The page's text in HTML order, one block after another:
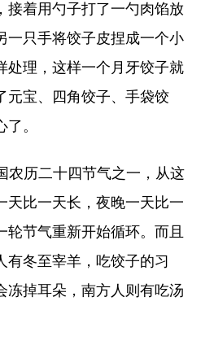
接着用勺子打了一勺肉馅放
一只手将饺子皮捏成一个小
处理，这样一个月牙饺子就
元宝、四角饺子、手袋饺
。
农历二十四节气之一，从这
天比一天长，夜晚一天比一
轮节气重新开始循环。而且
有冬至宰羊，吃饺子的习
冻掉耳朵，南方人则有吃汤